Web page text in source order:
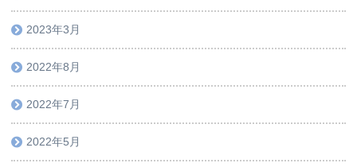
2023年3月
2022年8月
2022年7月
2022年5月